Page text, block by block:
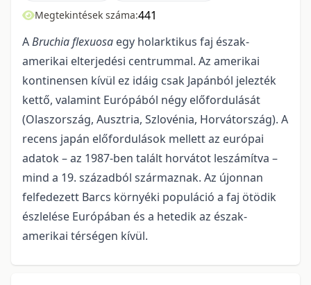
Megtekintések száma:441
ABruchia flexuosa egy holarktikus faj észak-
amerikai elterjedési centrummal. Az amerikai
kontinensen kívül ez idáig csak Japánból jelezték
kettő, valamint Európából négy előfordulását
(Olaszország, Ausztria, Szlovénia, Horvátország). A
recens japán előfordulások mellett az európai
adatok – az 1987-ben talált horvátot leszámítva –
mind a 19. századból származnak. Az újonnan
felfedezett Barcs környéki populáció a faj ötödik
észlelése Európában és a hetedik az észak-
amerikai térségen kívül.